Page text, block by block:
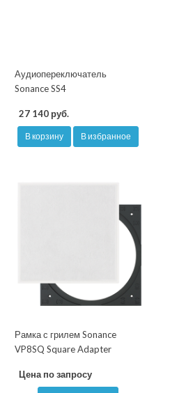
Аудиопереключатель
Sonance SS4
27 140 руб.
В корзину В избранное
Рамка с грилем Sonance
VP8SQ Square Adapter
Цена по запросу